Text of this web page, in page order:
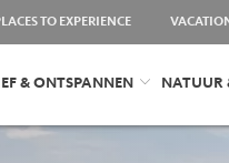
TO EXPERIENCE
& ONTSPANNEN NATUUR